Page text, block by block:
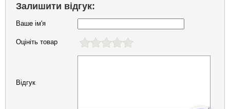
Залишити відгук:
Ваше ім'я
Оцініть товар
Відгук